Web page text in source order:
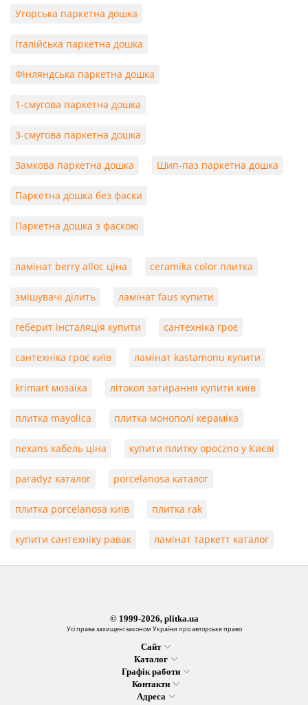
Угорська паркетна дошка
Італійська паркетна дошка
Фінляндська паркетна дошка
1-смугова паркетна дошка
3-смугова паркетна дошка
Замкова паркетна дошка Шип-паз паркетна дошка
Паркетна дошка без фаски
Паркетна дошка з фаскою
ламінат berry alloc ціна ceramika color плитка
змішувачі ділить ламінат faus купити
геберит інсталяція купити сантехніка гроє
сантехніка гроє київ ламінат kastamonu купити
krimart мозаїка літокол затирання купити київ
плитка mayolica плитка монополі кераміка
nexans кабель ціна купити плитку opoczno у Києві
paradyz каталог porcelanosa каталог
плитка porcelanosa київ плитка rak
купити сантехніку равак ламінат таркетт каталог
© 1999-2026, plitka.ua
Усі права захищені законом України про авторське право
Сайт
Каталог
Графік работи
Контакти
Адреса